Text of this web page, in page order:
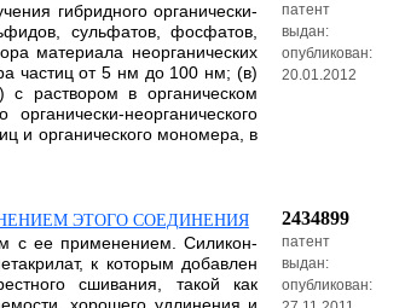
гибридного органически-
сульфатов, фосфатов,
материала неорганических
частиц от 5 нм до 100 нм; (в)
с раствором в органическом
неорганического
и органического мономера, в
патент
выдан:
опубликован:
20.01.2012
ЭТОГО СОЕДИНЕНИЯ
с ее применением. Силикон-
к которым добавлен
сшивания, такой как
2434899
патент
выдан:
опубликован: